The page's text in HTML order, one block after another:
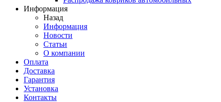
Информация
Назад
Информация
Новости
Статьи
О компании
Оплата
Доставка
Гарантия
Установка
Контакты